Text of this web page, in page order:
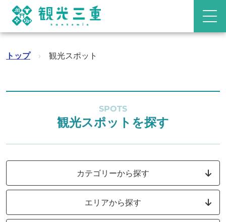
トップ › 観光スポット
SPOTS
観光スポットを探す
カテゴリーから探す
エリアから探す